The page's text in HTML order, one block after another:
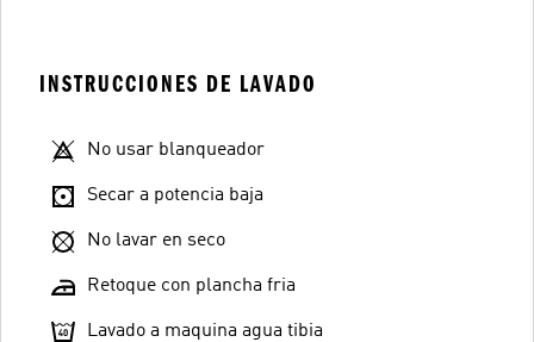
INSTRUCCIONES DE LAVADO
No usar blanqueador
Secar a potencia baja
No lavar en seco
Retoque con plancha fria
Lavado a maquina agua tibia